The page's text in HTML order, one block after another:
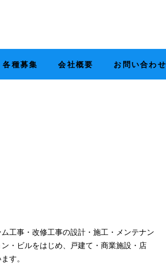
各種募集 会社概要 お問い合わせ
工事・改修工事の設計・施工・メンテナン
・ビルをはじめ、戸建て・商業施設・店
す。